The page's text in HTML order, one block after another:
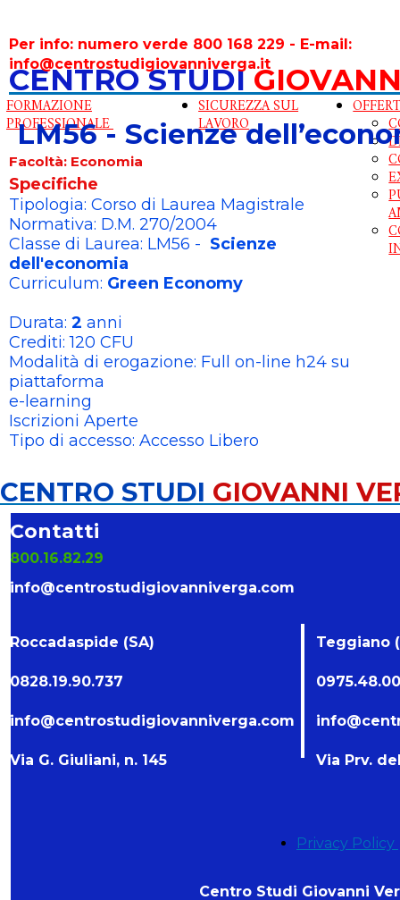
CENTRO STUDI GIOVANNI
Per info: numero verde 800 168 229 - E-mail:
info@centrostudigiovanniverga.it
CENTRO STUDI
Contatti
800.16.82.29
FORMAZIONE
PROFESSIONALE
SICUREZZA SUL
LAVORO
info@centrostudigiovanniverga.com
LM56 - Scienze
Facoltà: Economia
Roccadaspide (SA)
0828.19.90.737
info@centrostudigiovanniverga.com
Via G. Giuliani, n. 145
Teggiano
Via Prv.
Specifiche
Tipologia: Corso di Laurea Magistrale
Normativa: D.M. 270/2004
Classe di Laurea: LM56 - Scienze
dell'economia
Curriculum: Green Economy
Durata: 2 anni
Crediti: 120 CFU
Modalità di erogazione: Full on-line h24 su
piattaforma
e-learning
Iscrizioni Aperte
Tipo di accesso: Accesso Libero
Privacy Policy
Centro Studi Giovanni